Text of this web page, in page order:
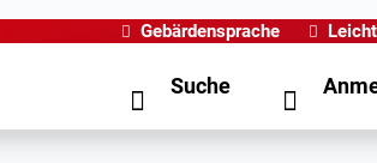
Gebärdensprache
Suche